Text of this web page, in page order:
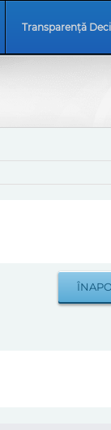
Transparență